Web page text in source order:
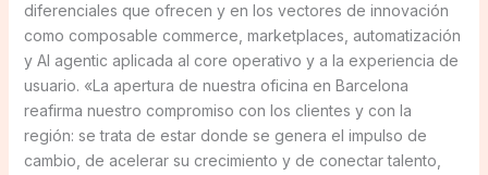
diferenciales que ofrecen y en los vectores de innovación
como composable commerce, marketplaces, automatización
y AI agentic aplicada al core operativo y a la experiencia de
usuario. «La apertura de nuestra oficina en Barcelona
reafirma nuestro compromiso con los clientes y con la
región: se trata de estar donde se genera el impulso de
cambio, de acelerar su crecimiento y de conectar talento,